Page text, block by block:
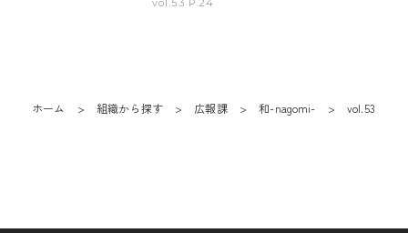
vol.53 P.24
ホーム 組織から探す 広報課 和-nagomi- vol.53